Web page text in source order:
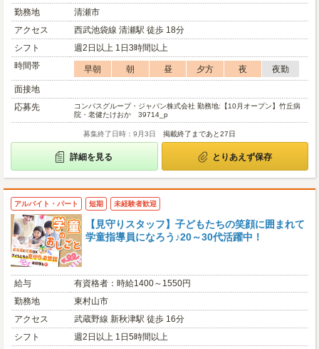
勤務地
清瀬市
アクセス
西武池袋線 清瀬駅 徒歩 18分
シフト
週2日以上 1日3時間以上
時間帯
早朝 朝 昼 夕方 夜
夜勤
面接地
応募先
コンパスグループ・ジャパン株式会社 勤務地:【10月オープン】竹丘病
院・老健たけおか 39714_p
募集終了日時：9月3日 掲載終了まであと27日
詳細を見る とりあえず保存
アルバイト・パート 短期 未経験者歓迎
【見守りスタッフ】子どもたちの笑顔に囲まれて
学童指導員になろう♪20～30代活躍中！
給与
有資格者：時給1400～1550円
勤務地
東村山市
アクセス
武蔵野線 新秋津駅 徒歩 16分
シフト
週2日以上 1日5時間以上